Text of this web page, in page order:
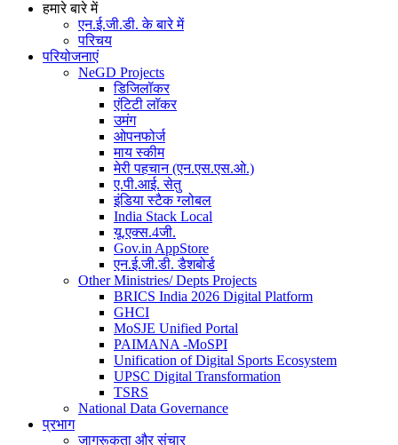
हमारे बारे में
एन.ई.जी.डी. के बारे में
परिचय
परियोजनाएं
NeGD Projects
डिजिलॉकर
एंटिटी लॉकर
उमंग
ओपनफोर्ज
माय स्कीम
मेरी पहचान (एन.एस.एस.ओ.)
ए.पी.आई. सेतु
इंडिया स्टैक ग्लोबल
India Stack Local
यू.एक्स.4जी.
Gov.in AppStore
एन.ई.जी.डी. डैशबोर्ड
Other Ministries/ Depts Projects
BRICS India 2026 Digital Platform
GHCI
MoSJE Unified Portal
PAIMANA -MoSPI
Unification of Digital Sports Ecosystem
UPSC Digital Transformation
TSRS
National Data Governance
प्रभाग
जागरूकता और संचार